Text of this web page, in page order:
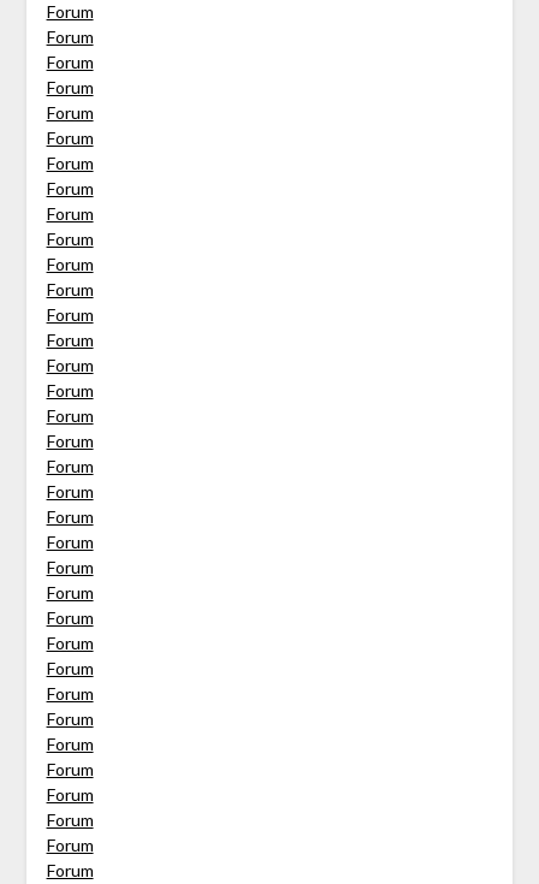
Forum
Forum
Forum
Forum
Forum
Forum
Forum
Forum
Forum
Forum
Forum
Forum
Forum
Forum
Forum
Forum
Forum
Forum
Forum
Forum
Forum
Forum
Forum
Forum
Forum
Forum
Forum
Forum
Forum
Forum
Forum
Forum
Forum
Forum
Forum